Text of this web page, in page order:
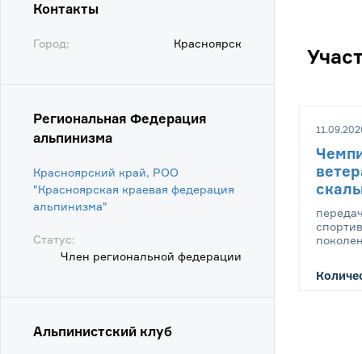
Контакты
Город: Красноярск
Региональная Федерация
альпинизма
Красноярский край, РОО
"Красноярская краевая федерация
альпинизма"
Статус:
Член региональной федерации
Альпинистский клуб